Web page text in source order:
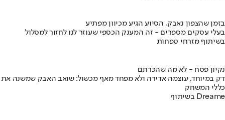
בזמן שהצפון נאבק, הסיוע הגיע מכיוון מפתיע
בעלי עסקים מספרים - זה המענק הכספי שעוזר לנו לחזור למסלול
בשיתוף מזרחי טפחות
נקיון פסח - לא מה שהכרתם
דק במיוחד, עוצמה אדירה ולא מפחד מאף מכשול: שואב האבק שמשנה את
כללי המשחק
בשיתוף Dreame